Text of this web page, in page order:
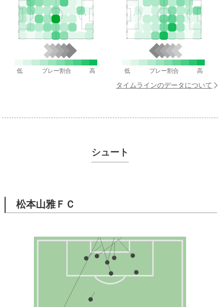
低 プレー割合 高 低 プレー割合 高
タイムラインのデータについて
シュート
松本山雅ＦＣ